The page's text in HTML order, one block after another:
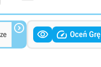
   Oceń Grę